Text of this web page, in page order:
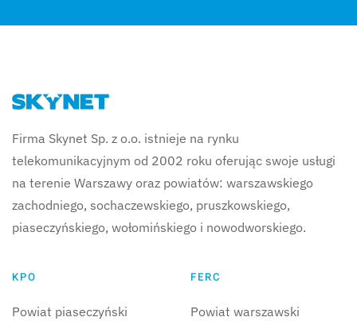
Firma Skynet Sp. z o.o. istnieje na rynku
telekomunikacyjnym od 2002 roku oferując swoje usługi
na terenie Warszawy oraz powiatów: warszawskiego
zachodniego, sochaczewskiego, pruszkowskiego,
piaseczyńskiego, wołomińskiego i nowodworskiego.
KPO
Powiat piaseczyński
FERC
Powiat warszawski